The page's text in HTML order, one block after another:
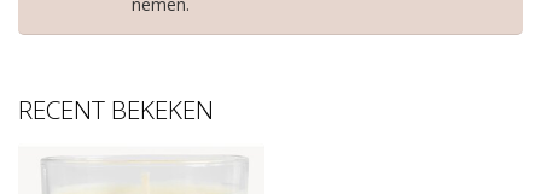
RECENT BEKEKEN